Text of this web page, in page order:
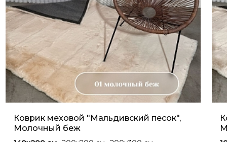
Коврик меховой "Мальдивский песок",
Молочный беж